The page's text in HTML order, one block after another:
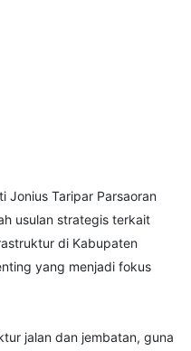
Jonius Taripar Parsaoran
usulan strategis terkait
di Kabupaten
yang menjadi fokus
jalan dan jembatan, guna